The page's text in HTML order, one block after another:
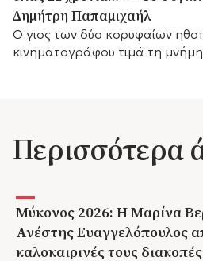
Δημήτρη Παπαμιχαήλ
Ο γιος των δύο κορυφαίων
κινηματογράφου τιμά τη
Περισσότερα
Μύκονος 2026: Η Μαρίνα
Ανέστης Ευαγγελόπουλος
καλοκαιρινές τους διακοπές